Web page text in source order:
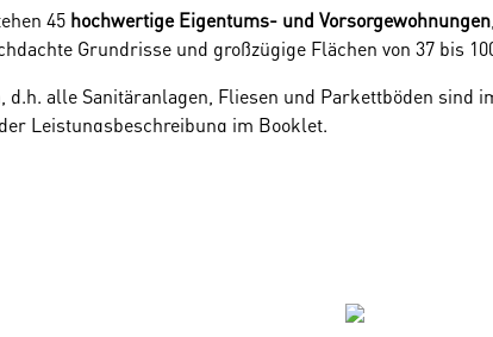
45 hochwertige Eigentums- und Vorsorgewohnungen
Grundrisse und großzügige Flächen von 37 bis
alle Sanitäranlagen, Fliesen und Parkettböden sind
Leistungsbeschreibung im Booklet.
Stellplätzen in der hauseigenen Tiefgarage profitieren.